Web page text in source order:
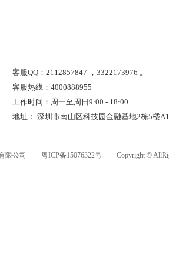
客服QQ：2112857847 ，3322173976 。
客服热线：4000888955
工作时间：周一至周日9:00 - 18:00
地址： 深圳市南山区科技园金融基地2栋5楼A1
限公司 粤ICP备15076322号 Copyright ©